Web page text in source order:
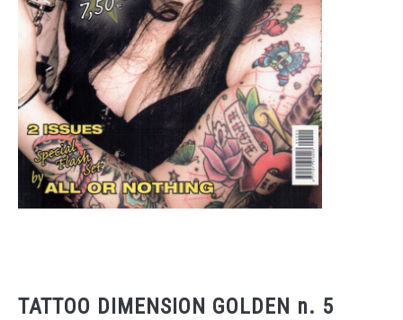
TATTOO DIMENSION GOLDEN n. 5